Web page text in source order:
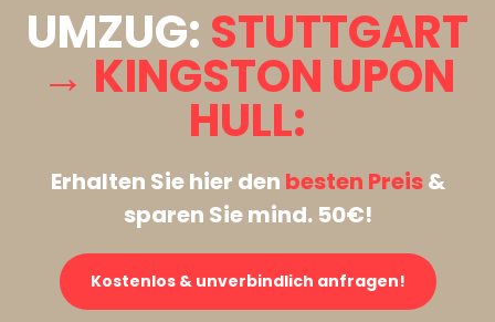
UMZUG: STUTTGART
→ KINGSTON UPON
HULL:
Erhalten Sie hier den besten Preis&
sparen Sie mind. 50€!
Kostenlos & unverbindlich anfragen!